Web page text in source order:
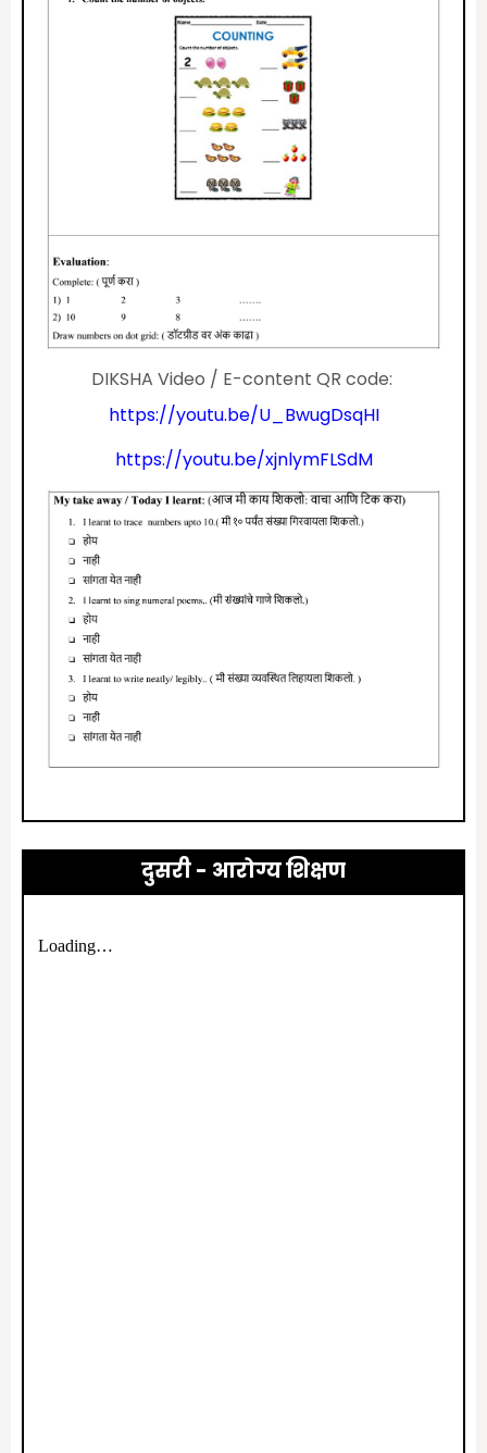
DIKSHA Video / E-content QR code:
https://youtu.be/U_BwugDsqHI
https://youtu.be/xjnlymFLSdM
दुसरी - आरोग्य शिक्षण